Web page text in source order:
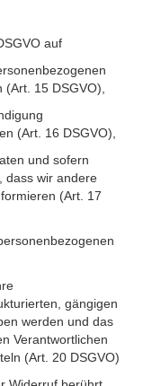
auf
15 DSGVO),
(Art. 16 DSGVO),
und sofern
dass wir andere
(Art. 17
gängigen
werden und das
Verantwortlichen
(Art. 20 DSGVO)